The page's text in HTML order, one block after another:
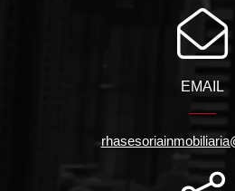
EMAIL